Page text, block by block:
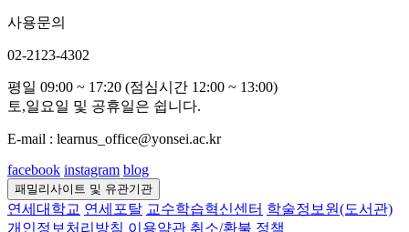
사용문의
02-2123-4302
평일 09:00 ~ 17:20 (점심시간 12:00 ~ 13:00)
토,일요일 및 공휴일은 쉽니다.
E-mail : learnus_office@yonsei.ac.kr
facebook instagram blog
패밀리사이트 및 유관기관
연세대학교 연세포탈 교수학습혁신센터 학술정보원(도서관)
개인정보처리방침 이용약관 취소/환불 정책